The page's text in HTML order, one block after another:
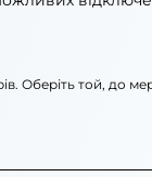
Оберіть той, до